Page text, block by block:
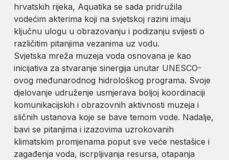
hrvatskih rijeka, Aquatika se sada pridružila
vodećim akterima koji na svjetskoj razini imaju
ključnu ulogu u obrazovanju i podizanju svijesti o
različitim pitanjima vezanima uz vodu.
Svjetska mreža muzeja voda osnovana je kao
inicijativa za stvaranje sinergija unutar UNESCO-
ovog međunarodnog hidrološkog programa. Svoje
djelovanje udruženje usmjerava boljoj koordinaciji
komunikacijskih i obrazovnih aktivnosti muzeja i
sličnih ustanova koje se bave temom vode. Nadalje,
bavi se pitanjima i izazovima uzrokovanih
klimatskim promjenama poput sve veće nestašice i
zagađenja voda, iscrpljivanja resursa, otapanja